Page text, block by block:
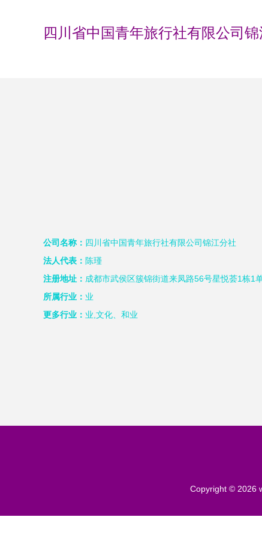
四川省中国青年旅行社有限公司
公司名称： 四川省中国青年旅行社有限公司锦江分社
法人代表： 陈瑾
注册地址： 成都市武侯区簇锦街道来凤路56号星悦荟1栋1
所属行业： 业
更多行业： 业,文化、和业
Copyright © 2026